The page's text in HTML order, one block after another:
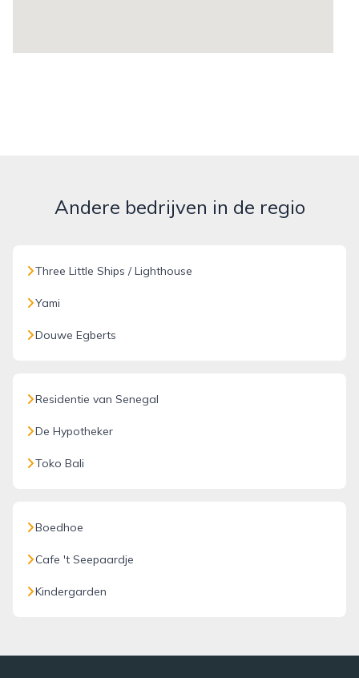
Andere bedrijven in de regio
Three Little Ships / Lighthouse
Yami
Douwe Egberts
Residentie van Senegal
De Hypotheker
Toko Bali
Boedhoe
Cafe 't Seepaardje
Kindergarden